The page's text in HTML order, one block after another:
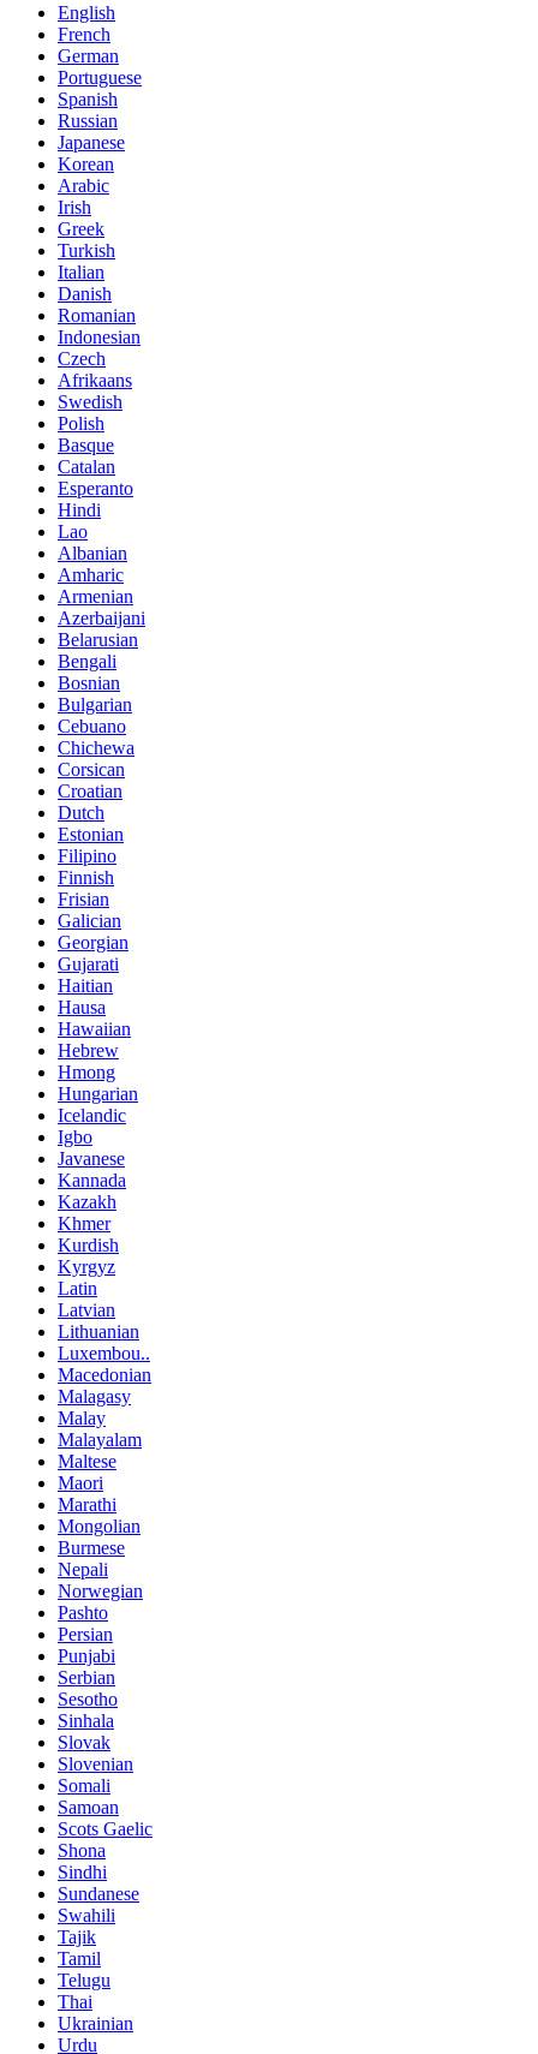
English
French
German
Portuguese
Spanish
Russian
Japanese
Korean
Arabic
Irish
Greek
Turkish
Italian
Danish
Romanian
Indonesian
Czech
Afrikaans
Swedish
Polish
Basque
Catalan
Esperanto
Hindi
Lao
Albanian
Amharic
Armenian
Azerbaijani
Belarusian
Bengali
Bosnian
Bulgarian
Cebuano
Chichewa
Corsican
Croatian
Dutch
Estonian
Filipino
Finnish
Frisian
Galician
Georgian
Gujarati
Haitian
Hausa
Hawaiian
Hebrew
Hmong
Hungarian
Icelandic
Igbo
Javanese
Kannada
Kazakh
Khmer
Kurdish
Kyrgyz
Latin
Latvian
Lithuanian
Luxembou..
Macedonian
Malagasy
Malay
Malayalam
Maltese
Maori
Marathi
Mongolian
Burmese
Nepali
Norwegian
Pashto
Persian
Punjabi
Serbian
Sesotho
Sinhala
Slovak
Slovenian
Somali
Samoan
Scots Gaelic
Shona
Sindhi
Sundanese
Swahili
Tajik
Tamil
Telugu
Thai
Ukrainian
Urdu